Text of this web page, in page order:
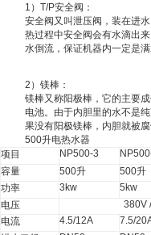
1 ） T/P安全阀：
安全阀又叫泄压阀 ，装在进
热过程中安全阀会有水滴出
水倒流，保证机器内一定是
2 ） 镁棒：
镁棒又称阳极棒 ，它的主要
电池。由于内胆里的水不是
果没有阳极镁棒，内胆就被
500升电热水器
项目
NP500-3
容量
500升 500升
功率
3kw
5kw
电压
380V
电流
4.5/12A
7.5/